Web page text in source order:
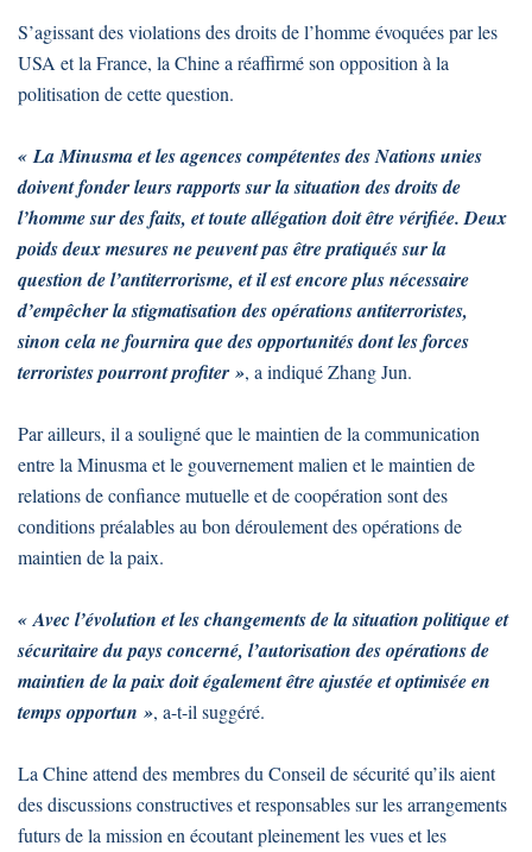
S’agissant des violations des droits de l’homme évoquées par les
USA et la France, la Chine a réaffirmé son opposition à la
politisation de cette question.
« La Minusma et les agences compétentes des Nations unies
doivent fonder leurs rapports sur la situation des droits de
l’homme sur des faits, et toute allégation doit être vérifiée. Deux
poids deux mesures ne peuvent pas être pratiqués sur la
question de l’antiterrorisme, et il est encore plus nécessaire
d’empêcher la stigmatisation des opérations antiterroristes,
sinon cela ne fournira que des opportunités dont les forces
terroristes pourront profiter », a indiqué Zhang Jun.
Par ailleurs, il a souligné que le maintien de la communication
entre la Minusma et le gouvernement malien et le maintien de
relations de confiance mutuelle et de coopération sont des
conditions préalables au bon déroulement des opérations de
maintien de la paix.
« Avec l’évolution et les changements de la situation politique et
sécuritaire du pays concerné, l’autorisation des opérations de
maintien de la paix doit également être ajustée et optimisée en
temps opportun », a-t-il suggéré.
La Chine attend des membres du Conseil de sécurité qu’ils aient
des discussions constructives et responsables sur les arrangements
futurs de la mission en écoutant pleinement les vues et les